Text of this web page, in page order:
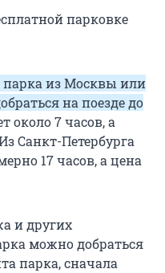
парковке
парка из Москвы или
на поезде до
около 7 часов, а
Санкт-Петербурга
17 часов, а цена
и других
можно добраться
парка, сначала